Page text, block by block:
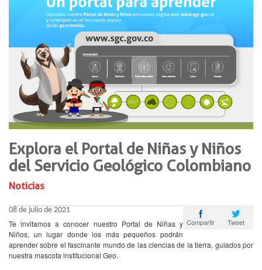
Explora el Portal de Niñas y Niños
del Servicio Geológico Colombiano
Noticias
08 de julio de 2021
Tweet
Compartir
Te invitamos a conocer nuestro Portal de Niñas y
Niños, un lugar donde los más pequeños podrán
aprender sobre el fascinante mundo de las ciencias de la tierra, guiados por
nuestra mascota institucional Geo.